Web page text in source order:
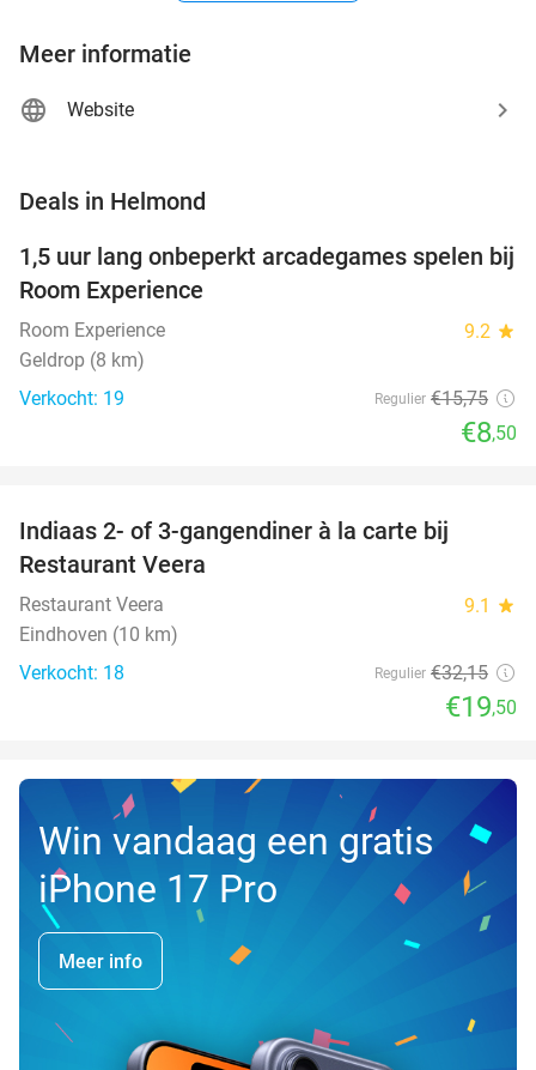
Meer informatie
Website
Deals in Helmond
46%
TODAY
1,5 uur lang onbeperkt arcadegames spelen bij
Room Experience
Room Experience 9.2 star
Geldrop (8 km)
Verkocht: 19
Regulier €15,75
€8,50
TODAY
Indiaas 2- of 3-gangendiner à la carte bij
Restaurant Veera
Restaurant Veera 9.1 star
Eindhoven (10 km)
Verkocht: 18
Regulier €32,15
€19,50
Win vandaag een gratis
iPhone 17 Pro
Meer info